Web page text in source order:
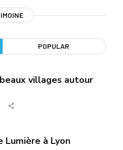
POPULAR
villages autour
Lumière à Lyon